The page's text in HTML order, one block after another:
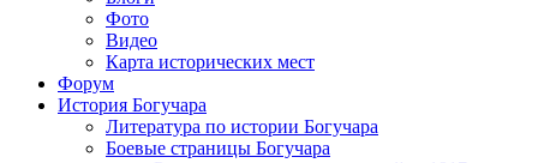
Фото
Видео
Карта исторических мест
Форум
История Богучара
Литература по истории Богучара
Боевые страницы Богучара